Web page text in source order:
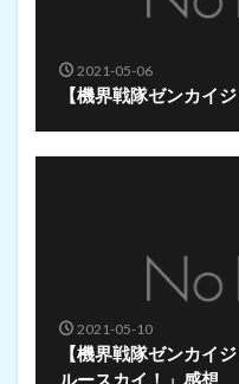
2021-05-06
【機界戦隊ゼンカイ
2021-05-10
【機界戦隊ゼンカイ
ルースカイ！」感想